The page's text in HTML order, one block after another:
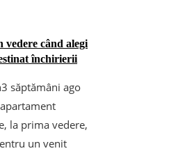
vedere când alegi
închirierii
3 săptămâni ago
la prima vedere,
un venit